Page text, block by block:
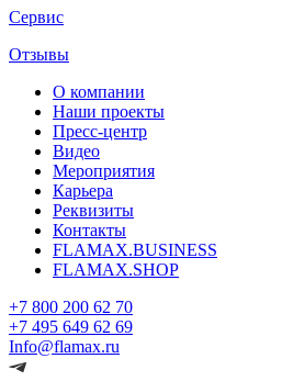
Сервис
Отзывы
О компании
Наши проекты
Пресс-центр
Видео
Мероприятия
Карьера
Реквизиты
Контакты
FLAMAX.BUSINESS
FLAMAX.SHOP
+7 800 200 62 70
+7 495 649 62 69
Info@flamax.ru